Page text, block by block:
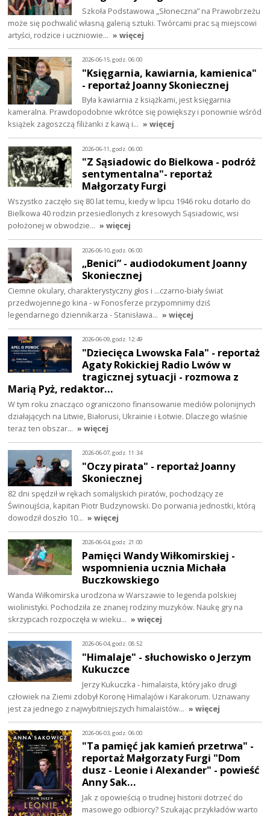
Szkoła Podstawowa „Słoneczna” na Prawobrzeżu
może się pochwalić własną galerią sztuki. Twórcami prac są miejscowi
artyści, rodzice i uczniowie… » więcej
2026-06-15, godz. 06:00
"Księgarnia, kawiarnia, kamienica"
- reportaż Joanny Skoniecznej
Była kawiarnia z książkami, jest księgarnia
kameralna. Prawdopodobnie wkrótce się powiększy i ponownie wśród
książek zagoszczą filiżanki z kawą i… » więcej
2026-06-11, godz. 06:00
"Z Sąsiadowic do Bielkowa - podróż
sentymentalna"- reportaż
Małgorzaty Furgi
Wszystko zaczęło się 80 lat temu, kiedy w lipcu 1946 roku dotarło do
Bielkowa 40 rodzin przesiedlonych z kresowych Sąsiadowic, wsi
położonej w obwodzie… » więcej
2026-06-10, godz. 06:00
„Benici” - audiodokument Joanny
Skoniecznej
Ciemne okulary, charakterystyczny głos i ...czarno-biały świat
przedwojennego kina - w Fonosferze przypomnimy dziś
legendarnego dziennikarza - Stanisława… » więcej
2026-06-09, godz. 12:49
"Dziecięca Lwowska Fala" - reportaż
Agaty Rokickiej Radio Lwów w
tragicznej sytuacji - rozmowa z
Marią Pyż, redaktor…
W tym roku znacząco ograniczono finansowanie mediów polonijnych
działających na Litwie, Białorusi, Ukrainie i Łotwie. Dlaczego właśnie
teraz ten obszar… » więcej
2026-06-07, godz. 11:34
"Oczy pirata" - reportaż Joanny
Skoniecznej
82 dni spędził w rękach somalijskich piratów, pochodzący ze
Świnoujścia, kapitan Piotr Budzynowski. Do porwania jednostki, którą
dowodził doszło 10… » więcej
2026-06-04, godz. 21:00
Pamięci Wandy Wiłkomirskiej -
wspomnienia ucznia Michała
Buczkowskiego
Wanda Wiłkomirska urodzona w Warszawie to legenda polskiej
wiolinistyki. Pochodziła ze znanej rodziny muzyków. Naukę gry na
skrzypcach rozpoczęła w wieku… » więcej
2026-06-04, godz. 08:52
"Himalaje" - słuchowisko o Jerzym
Kukuczce
Jerzy Kukuczka - himalaista, który jako drugi
człowiek na Ziemi zdobył Koronę Himalajów i Karakorum. Uznawany
jest za jednego z najwybitniejszych himalaistów… » więcej
2026-06-03, godz. 06:00
"Ta pamięć jak kamień przetrwa" -
reportaż Małgorzaty Furgi "Dom
dusz - Leonie i Alexander" - powieść
Anny Sak…
Jak z opowieścią o trudnej historii dotrzeć do
masowego odbiorcy? Szukając przykładów warto